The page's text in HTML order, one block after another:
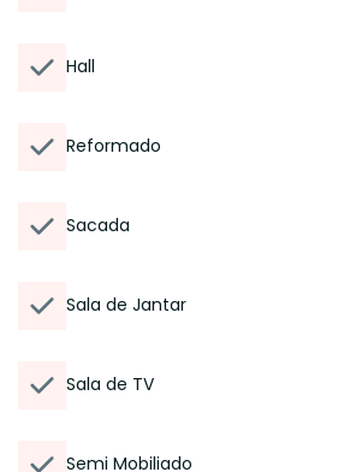
Hall
Reformado
Sacada
Sala de Jantar
Sala de TV
Semi Mobiliado